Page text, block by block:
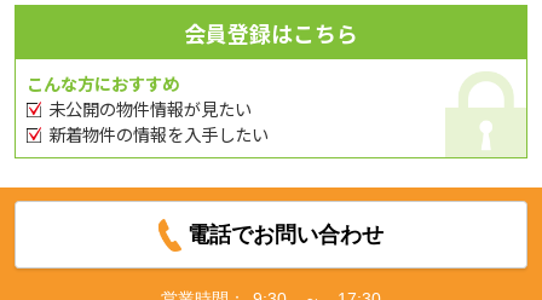
会員登録はこちら
こんな方におすすめ
未公開の物件情報が見たい
新着物件の情報を入手したい
電話でお問い合わせ